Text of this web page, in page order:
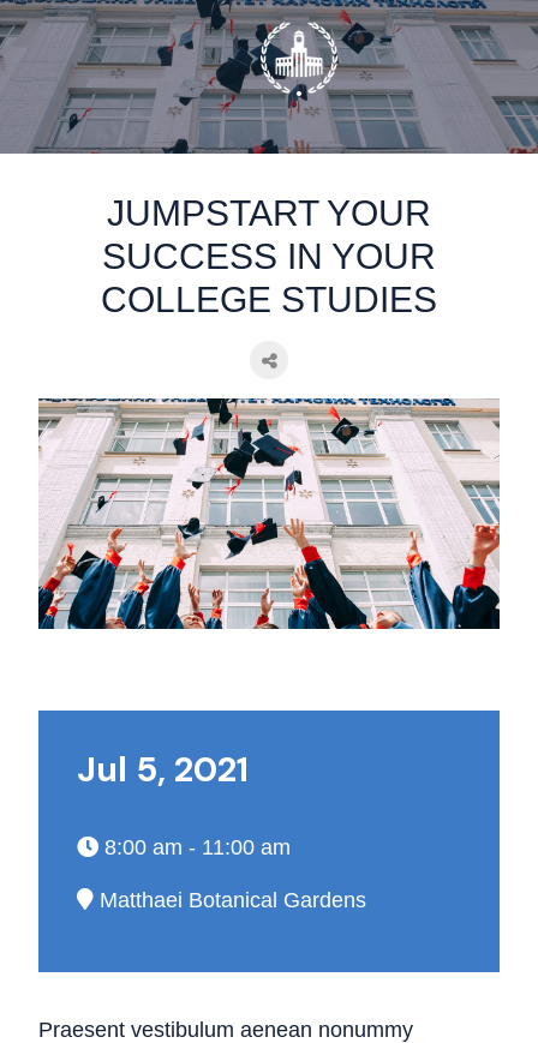
static-aside-menu-toggler
JUMPSTART YOUR
SUCCESS IN YOUR
COLLEGE STUDIES
Jul 5, 2021
8:00 am - 11:00 am
Matthaei Botanical Gardens
Praesent vestibulum aenean nonummy